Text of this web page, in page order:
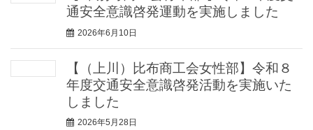
通安全意識啓発運動を実施しました
2026年6月10日
【（上川）比布商工会女性部】令和８
年度交通安全意識啓発活動を実施いた
しました
2026年5月28日